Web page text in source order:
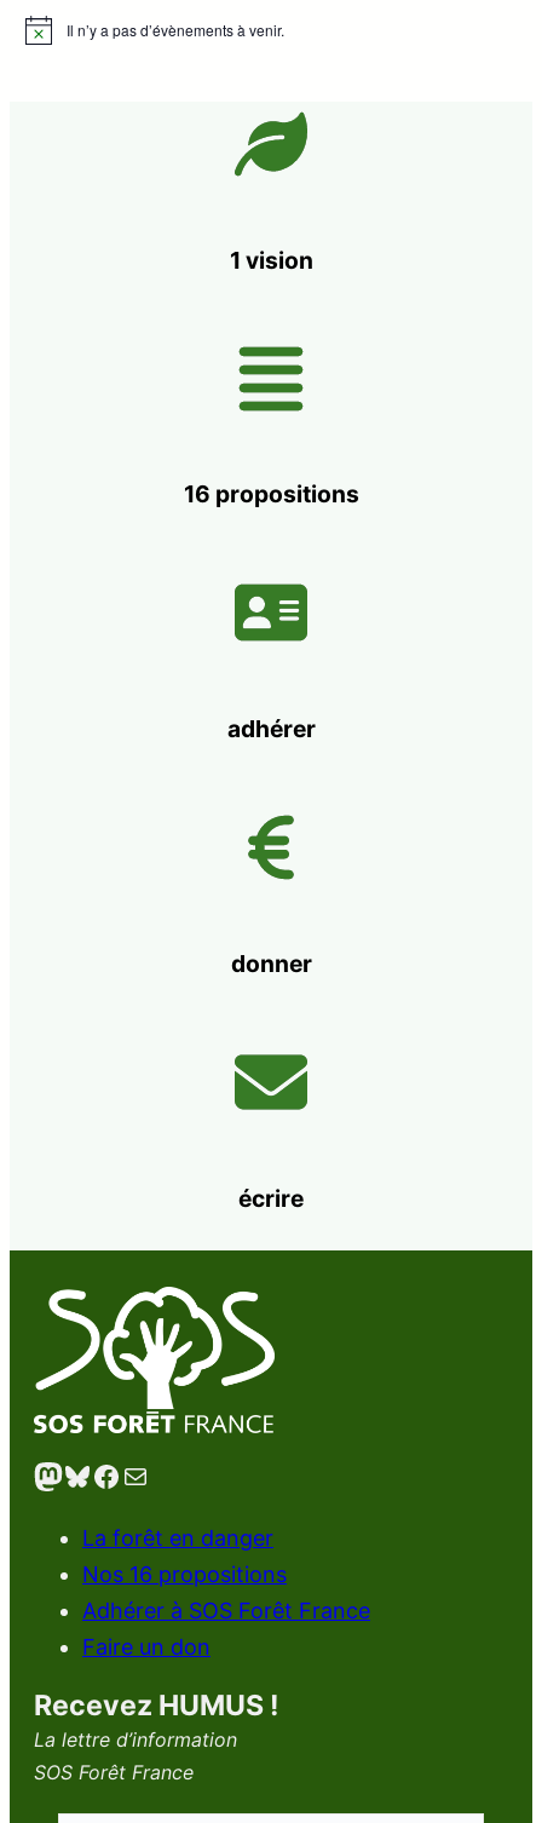
Notice Il n’y a pas d’évènements à venir.
1 vision
16 propositions
adhérer
donner
écrire
Mastodon Bluesky Facebook E-mail
La forêt en danger
Nos 16 propositions
Adhérer à SOS Forêt France
Faire un don
Recevez HUMUS !
La lettre d’information
SOS Forêt France